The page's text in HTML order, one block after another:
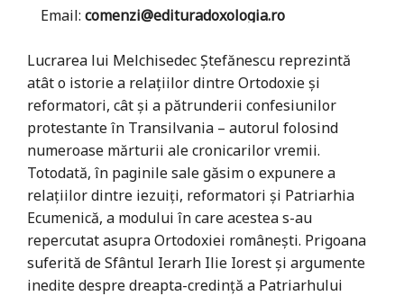
Email: comenzi@edituradoxologia.ro
Lucrarea lui Melchisedec Ştefănescu reprezintă
atât o istorie a relaţiilor dintre Ortodoxie şi
reformatori, cât şi a pătrunderii confesiunilor
protestante în Transilvania – autorul folosind
numeroase mărturii ale cronicarilor vremii.
Totodată, în paginile sale găsim o expunere a
relaţiilor dintre iezuiţi, reformatori şi Patriarhia
Ecumenică, a modului în care acestea s-au
repercutat asupra Ortodoxiei româneşti. Prigoana
suferită de Sfântul Ierarh Ilie Iorest şi argumente
inedite despre dreapta-credinţă a Patriarhului